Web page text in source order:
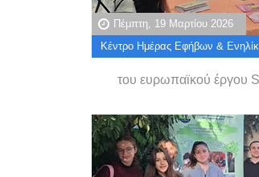
Πέμπτη, 19 Μαρτίου 2026
Κέντρο Ημέρας Εφήβων &
του ευρωπαϊκού έργου